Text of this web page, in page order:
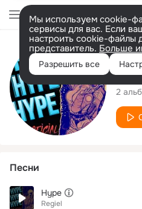
Мы используем cookie-
сервисы для вас. Если
настроить cookie-файлы
представитель. Больше
Разрешить все
2
Песни
Hype
Regiel